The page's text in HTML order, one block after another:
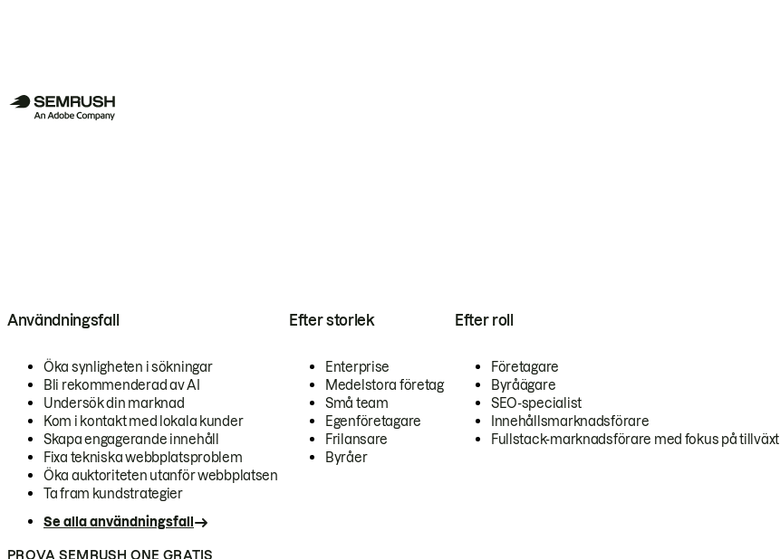
Användningsfall
Öka synligheten i sökningar
Bli rekommenderad av AI
Undersök din marknad
Kom i kontakt med lokala kunder
Skapa engagerande innehåll
Fixa tekniska webbplatsproblem
Öka auktoriteten utanför webbplatsen
Ta fram kundstrategier
Se alla användningsfall
Efter storlek
Enterprise
Medelstora företag
Små team
Egenföretagare
Frilansare
Byråer
Efter roll
Företagare
Byråägare
SEO-specialist
Innehållsmarknadsförare
Fullstack-marknadsförare med fokus på tillväxt
PROVA SEMRUSH ONE GRATIS